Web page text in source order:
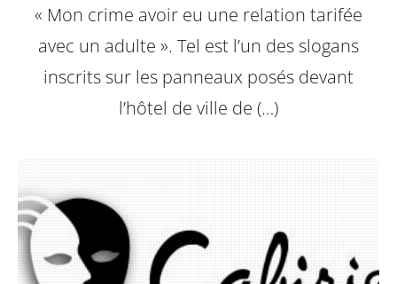
« Mon crime avoir eu une relation tarifée
avec un adulte ». Tel est l’un des slogans
inscrits sur les panneaux posés devant
l’hôtel de ville de (…)